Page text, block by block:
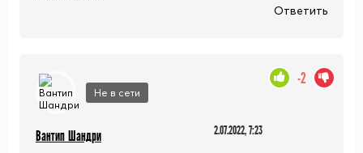
Ответить
Не в сети
Вантип Шандри 2.07.2022, 7:23
-2